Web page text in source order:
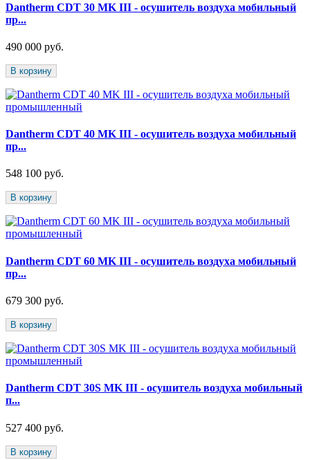
Dantherm CDT 30 MK III - осушитель воздуха мобильный
пр...
490 000 руб.
В корзину
Dantherm CDT 40 MK III - осушитель воздуха мобильный
пр...
548 100 руб.
В корзину
Dantherm CDT 60 MK III - осушитель воздуха мобильный
пр...
679 300 руб.
В корзину
Dantherm CDT 30S MK III - осушитель воздуха мобильный
п...
527 400 руб.
В корзину